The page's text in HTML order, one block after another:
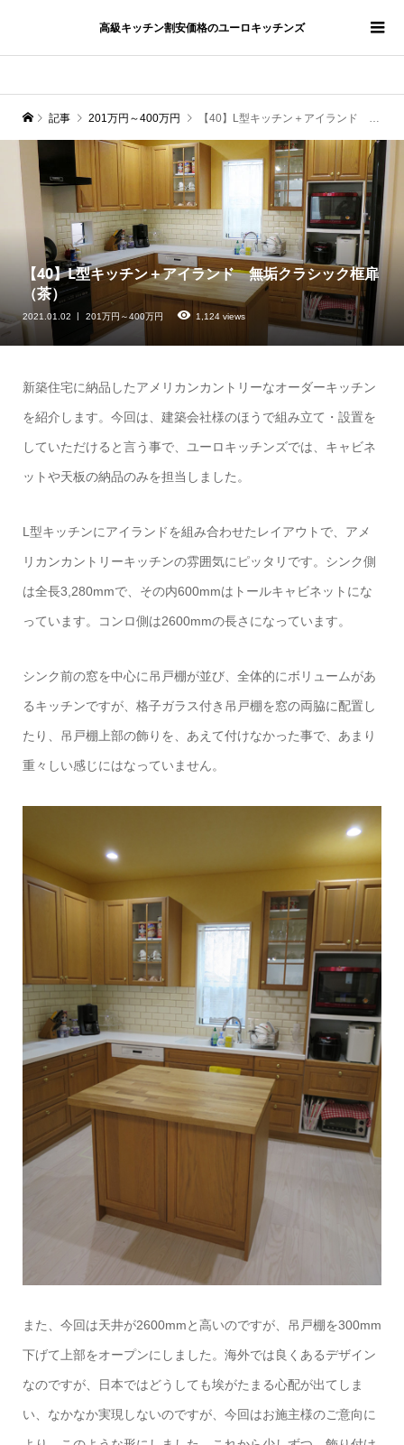
高級キッチン割安価格のユーロキッチンズ
記事 201万円～400万円 【40】L型キッチン＋アイランド 無垢クラシック框扉（茶）
【40】L型キッチン＋アイランド 無垢クラシック框扉
（茶）
2021.01.02 201万円～400万円 1,124 views
新築住宅に納品したアメリカンカントリーなオーダーキッチン
を紹介します。今回は、建築会社様のほうで組み立て・設置を
していただけると言う事で、ユーロキッチンズでは、キャビネ
ットや天板の納品のみを担当しました。
L型キッチンにアイランドを組み合わせたレイアウトで、アメ
リカンカントリーキッチンの雰囲気にピッタリです。シンク側
は全長3,280mmで、その内600mmはトールキャビネットにな
っています。コンロ側は2600mmの長さになっています。
シンク前の窓を中心に吊戸棚が並び、全体的にボリュームがあ
るキッチンですが、格子ガラス付き吊戸棚を窓の両脇に配置し
たり、吊戸棚上部の飾りを、あえて付けなかった事で、あまり
重々しい感じにはなっていません。
また、今回は天井が2600mmと高いのですが、吊戸棚を300mm
下げて上部をオープンにしました。海外では良くあるデザイン
なのですが、日本ではどうしても埃がたまる心配が出てしま
い、なかなか実現しないのですが、今回はお施主様のご意向に